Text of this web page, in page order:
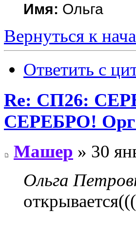
Имя: Ольга
Вернуться к
Ответить с
Re: СП26:
СЕРЕБРО!
Машер » 30
Ольга
открывается(((